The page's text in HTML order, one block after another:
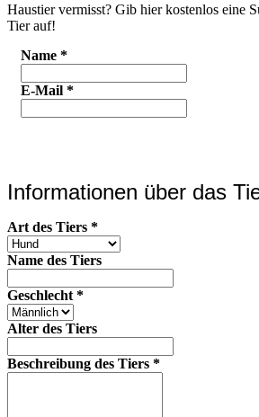
Haustier vermisst? Gib hier kostenlos eine
Tier auf!
Name *
E-Mail *
Informationen über das
Art des Tiers *
Name des Tiers
Geschlecht *
Alter des Tiers
Beschreibung des Tiers *